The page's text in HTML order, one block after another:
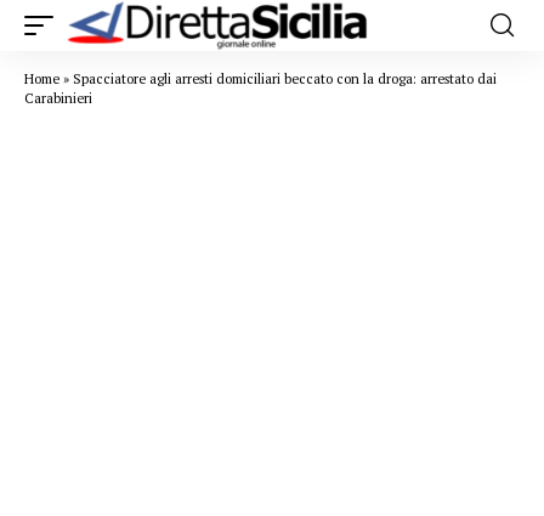
Home » Spacciatore agli arresti domiciliari beccato con la droga: arrestato dai
Carabinieri